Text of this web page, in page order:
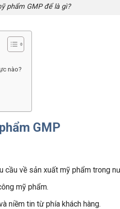
phẩm GMP để là gì?
nào?
GMP
về sản xuất mỹ phẩm trong
mỹ phẩm.
niềm tin từ phía khách hàng.